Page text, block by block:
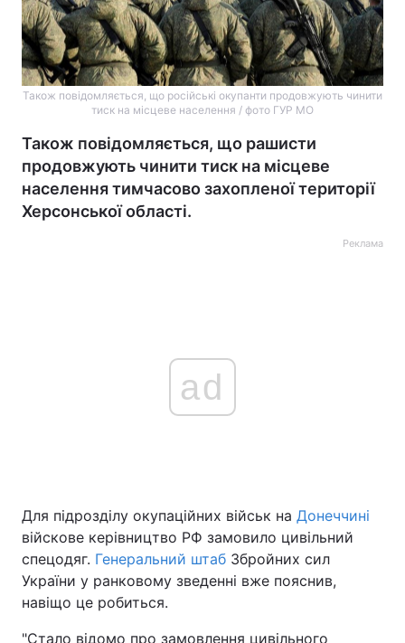
Також повідомляється, що російські окупанти продовжують чинити
тиск на місцеве населення / фото ГУР МО
Також повідомляється, що рашисти
продовжують чинити тиск на місцеве
населення тимчасово захопленої території
Херсонської області.
Реклама
ad
Для підрозділу окупаційних військ на Донеччині
війскове керівництво РФ замовило цивільний
спецодяг. Генеральний штаб Збройних сил
України у ранковому зведенні вже пояснив,
навіщо це робиться.
"Стало відомо про замовлення цивільного